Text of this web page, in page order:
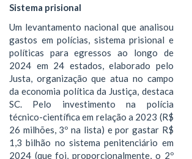
Sistema prisional
Um levantamento nacional que analisou
gastos em polícias, sistema prisional e
políticas para egressos ao longo de
2024 em 24 estados, elaborado pelo
Justa, organização que atua no campo
da economia política da Justiça, destaca
SC. Pelo investimento na polícia
técnico-científica em relação a 2023 (R$
26 milhões, 3º na lista) e por gastar R$
1,3 bilhão no sistema penitenciário em
2024 (que foi, proporcionalmente, o 2º